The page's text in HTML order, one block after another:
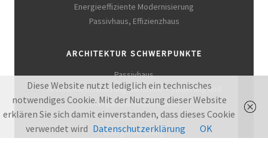
Energieeffiziente Modernisierung
Passivhaus, Effizienzhaus
ARCHITEKTUR SCHWERPUNKTE
Passivhaus
Architekten Sanierung Karlsruhe – Sanierung und
energiesparendes Bauen
Innenarchitektur
Energieberatung
Diese Website nutzt lediglich ein technisches
notwendiges Cookie. Mit der Nutzung dieser Website
erklären Sie sich damit einverstanden, dass dieses Cookie
verwendet wird Datenschutzerklärung OK